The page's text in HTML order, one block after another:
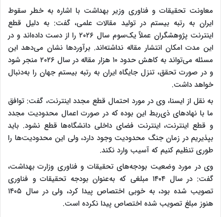
معاونت تحقیقات و فناوری وزیر بهداشت با اشاره به خطر سقوط
ایران به رتبه بیستم در تولید مقالات علمی، گفت: به دلیل قطع
اینترنت پژوهشگران عملاً یک‌سوم سال ۲۰۲۶ را از دست داده‌اند و در
این مدت امکان انتشار مقاله نداشته‌اند. برآوردها نشان می‌دهد این
مسئله می‌تواند به کاهش حدود ۱۰ هزار مقاله در سال ۲۰۲۶ منجر شود
و در صورت تحقق، تنزل جایگاه ایران به رتبه بیستم جهان را به‌دنبال
خواهد داشت.
به نقل از ایسنا، وی در مورد احتمال قطع مجدد اینترنت، گفت: توافق
ما با نهادهای ذی‌ربط این بوده که در صورت اعمال محدودیت مجدد
و قطع اینترنت، اینترنت فضای داخلی دانشگاه‌ها قطع نشود. باید
بپذیریم در زمان جنگ محدودیت وجود دارد، ولی این محدودیت‌ها را
طوری تنظیم کنیم که آسیب وارد نکند.
وی در مورد وضعیت بودجه‌های تحقیقات و فناوری وزارت بهداشت،
گفت: در سال ۱۴۰۴ مبلغی که به‌عنوان بودجه تحقیقات و فناوری
تصویب شده بود، به خوبی اختصاص پیدا کرد، ولی در سال ۱۴۰۵
هنوز مبلغ تصویب شده اختصاص پیدا نکرده است.